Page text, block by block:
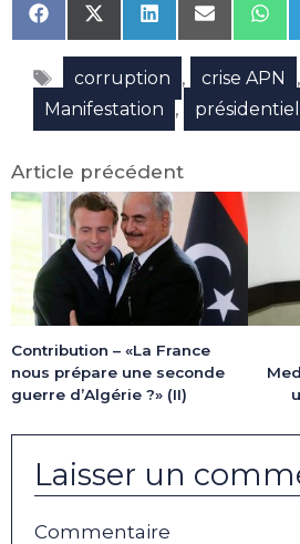
Share
on
Facebook
Share
on
X
(Twitter)
Share
on
LinkedIn
Share
on
Email
on
Étiquettes
corruption , crise APN ,
Manifestation ,
Article précédent
Contribution – «La France
nous prépare une seconde
guerre d’Algérie ?» (II)
Laisser un
Commentaire